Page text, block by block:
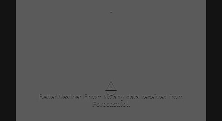
-
⚠
BetterWeather Error: No any data received from
Forecast.io!.